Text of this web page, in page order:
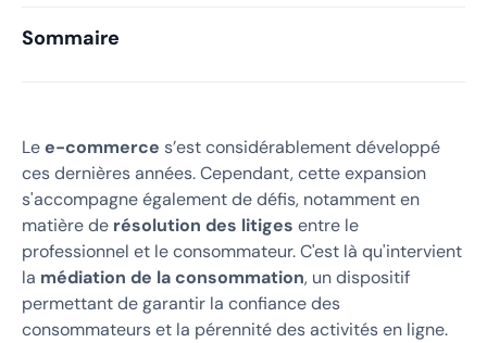
Sommaire
Lee-commerce s’est considérablement développé
ces dernières années. Cependant, cette expansion
s'accompagne également de défis, notamment en
matière de résolution des litiges entre le
professionnel et le consommateur. C'est là qu'intervient
la médiation de la consommation, un dispositif
permettant de garantir la confiance des
consommateurs et la pérennité des activités en ligne.